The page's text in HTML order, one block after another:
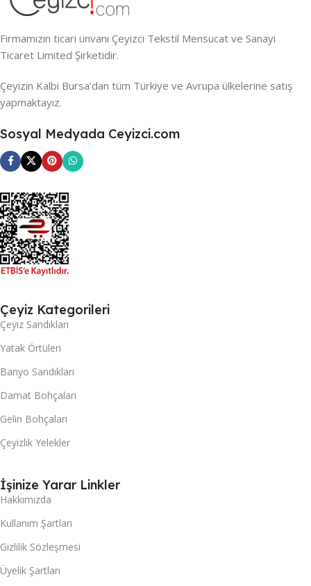
Firmamızın ticari ünvanı Çeyizci Tekstil Mensucat ve Sanayi
Ticaret Limited Şirketidir.
Çeyizin Kalbi Bursa’dan tüm Türkiye ve Avrupa ülkelerine satış
yapmaktayız.
Sosyal Medyada Ceyizci.com
Çeyiz Kategorileri
Çeyiz Sandıkları
Yatak Örtüleri
Banyo Sandıkları
Damat Bohçaları
Gelin Bohçaları
Çeyizlik Yelekler
İşinize Yarar Linkler
Hakkımızda
Kullanım Şartları
Gizlilik Sözleşmesi
Üyelik Şartları